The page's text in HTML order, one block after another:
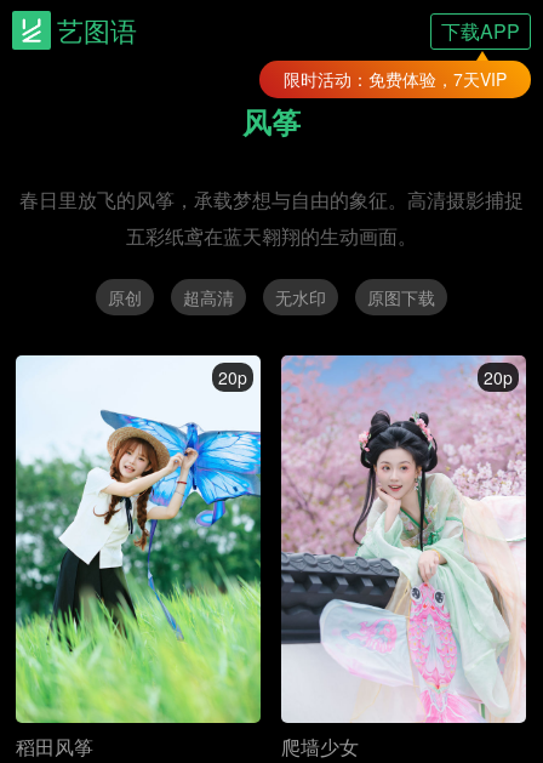
艺图语 下载APP
限时活动：免费体验，7天VIP
风筝
春日里放飞的风筝，承载梦想与自由的象征。高清摄影捕捉
五彩纸鸢在蓝天翱翔的生动画面。
原创 超高清 无水印 原图下载
20p
稻田风筝
20p
爬墙少女